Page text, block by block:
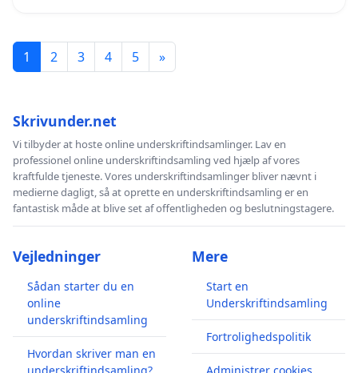
1 2 3 4 5 »
Skrivunder.net
Vi tilbyder at hoste online underskriftindsamlinger. Lav en
professionel online underskriftindsamling ved hjælp af vores
kraftfulde tjeneste. Vores underskriftindsamlinger bliver nævnt i
medierne dagligt, så at oprette en underskriftindsamling er en
fantastisk måde at blive set af offentligheden og beslutningstagere.
Vejledninger
Sådan starter du en
online
underskriftindsamling
Hvordan skriver man en
Mere
Start en
Underskriftindsamling
Fortrolighedspolitik